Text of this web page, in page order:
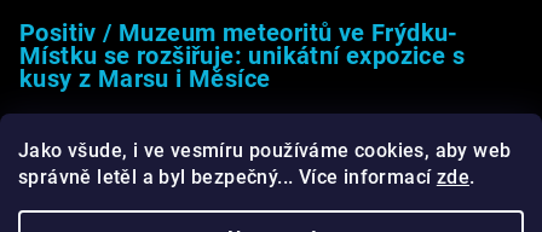
Jako všude, i ve vesmíru používáme cookies, aby web
správně letěl a byl bezpečný... Více informací zde.
Positiv / Muzeum meteoritů ve Frýdku-
Místku se rozšiřuje: unikátní expozice s
kusy z Marsu i Měsíce